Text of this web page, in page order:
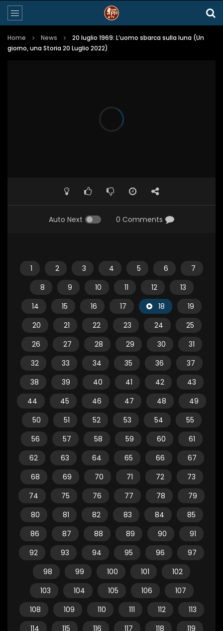
Home News
20 luglio 1969: L’uomo sbarca sulla luna (Un
giorno, una Storia 20 Luglio 2022)
Auto Next 0 Comments
1 2 3 4 5 6
7
8
9 10 11 12
13
14
15 16 17 18
19
20
21 22 23 24
25
26
27 28 29 30
31
32
33 34 35 36
37
38
39 40 41 42
43
44
45 46 47 48
49
50
51 52 53 54
55
56
57 58 59 60
61
62
63 64 65 66
67
68
69 70 71 72
73
74
75 76 77 78
79
80
81 82 83 84
85
86
87 88 89 90
91
92
93 94 95 96
97
98
99 100 101
102
103
104 105 106
107
108
109 110 111 112
113
114
115 116 117 118
119